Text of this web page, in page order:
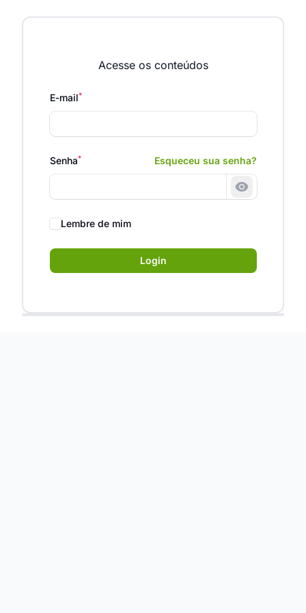
Acesse os conteúdos
E-mail*
Senha* Esqueceu sua senha?
Mostrar
Lembre de mim
Login